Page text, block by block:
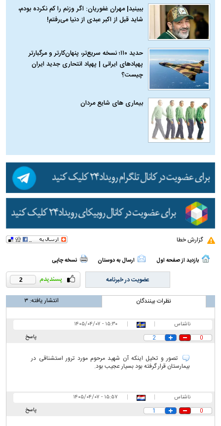
ببینید| مهران غفوریان: اگر وزنم را کم نکرده بودم،
شاید قبل از اکبر عبدی از دنیا می‌رفتم!
حدید ۱۱۰؛ نسخه سریع‌تر، پنهان‌کارتر و مرگبارتر
پهپادهای ایرانی | پهپاد انتحاری جدید ایران
چیست؟
بیماری‌ های شایع مردان
گزارش خطا
بازدید از صفحه اول ارسال به دوستان نسخه چاپی
2 عضویت در خبرنامه
نظرات بینندگان انتشار یافته:۳
ناشناس |
|
۱۵:۳۰ - ۱۴۰۵/۰۴/۰۷
پاسخ
0
2
تصور و تخیل اینکه آن شهید مرحوم مورد ترور استشناقی در
بیمارستان قرار گرفته بود بسیار عجیب بود.
ناشناس |
|
۱۵:۵۷ - ۱۴۰۵/۰۴/۰۷
پاسخ
0
1